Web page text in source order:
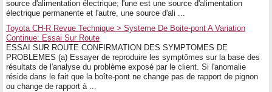
source d'alimentation électrique; l'une est une source d'alimentation
électrique permanente et l'autre, une source d'ali ...
Toyota CH-R Revue Technique > Systeme De Boite-pont A Variation
Continue: Essai Sur Route
ESSAI SUR ROUTE CONFIRMATION DES SYMPTOMES DE
PROBLEMES (a) Essayer de reproduire les symptômes sur la base des
résultats de l'analyse du problème exposé par le client. Si l'anomalie
réside dans le fait que la boîte-pont ne change pas de rapport de pignon
ou change de rapport à ...